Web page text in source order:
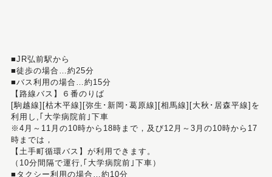
■JR弘前駅から
■徒歩の場合…約25分
■バス利用の場合…約15分
【路線バス】６番のりば
[駒越線][枯木平線][弥生･新岡･葛原線][相馬線][大秋･居森平線]を
利用し,｢大学病院前｣下車
※4月～11月の10時から18時まで，及び12月～3月の10時から17
時までは，
【土手町循環バス】が利用できます。
（10分間隔で運行,｢大学病院前｣下車）
■タクシー利用の場合…約10分